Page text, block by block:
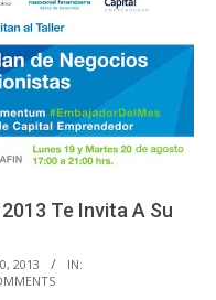
Te Invita A Su
2013
IN: